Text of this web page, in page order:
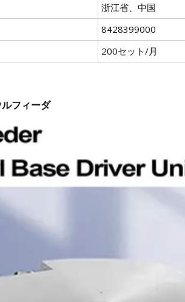
浙江省、中国
8428399000
200セット/月
フィーダ